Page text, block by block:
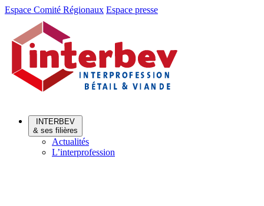
Aller
Aller
contenu
Espace Comité Régionaux Espace presse
INTERBEV
& ses filières
Actualités
L’interprofession